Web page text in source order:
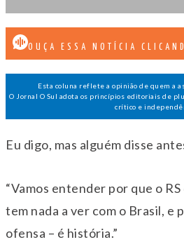
OUÇA ESSA NOTÍCIA
Esta coluna reflete a opinião de quem a
O Jornal O Sul adota os princípios editoriais de
crítico e
Eu digo, mas alguém disse
“Vamos entender por que o
tem nada a ver com o Brasil, e
ofensa – é história.”